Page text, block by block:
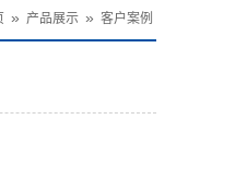
» 产品展示 » 客户案例